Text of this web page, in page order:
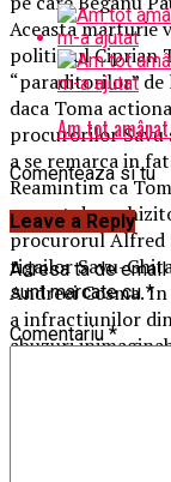
Aceasta marturie
politistul Ciprian
“paraditorilor” de
daca Toma
procurorilor Savu
a se remarca in
Reamintim ca
ocupat de
procurorul Alfred
tigailor Savu-
Andreei Cosma.
a infractiunilor
abuzuri
Daca pana in
Am tot
Comenteaza si tu
Leave a Reply
Adresa ta de
sunt marcate cu*
Comentariu*